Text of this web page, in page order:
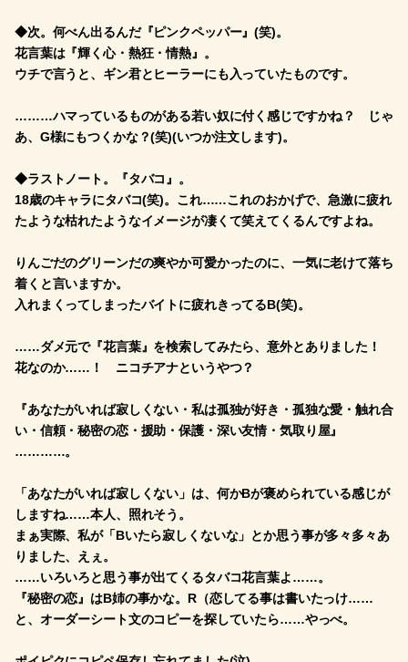
◆次。何べん出るんだ『ピンクペッパー』(笑)。
花言葉は『輝く心・熱狂・情熱』。
ウチで言うと、ギン君とヒーラーにも入っていたものです。
………ハマっているものがある若い奴に付く感じですかね？ じゃ
あ、G様にもつくかな？(笑)(いつか注文します)。
◆ラストノート。『タバコ』。
18歳のキャラにタバコ(笑)。これ……これのおかげで、急激に疲れ
たような枯れたようなイメージが凄くて笑えてくるんですよね。
りんごだのグリーンだの爽やか可愛かったのに、一気に老けて落ち
着くと言いますか。
入れまくってしまったバイトに疲れきってるB(笑)。
……ダメ元で『花言葉』を検索してみたら、意外とありました！
花なのか……！ ニコチアナというやつ？
『あなたがいれば寂しくない・私は孤独が好き・孤独な愛・触れ合
い・信頼・秘密の恋・援助・保護・深い友情・気取り屋』
…………。
「あなたがいれば寂しくない」は、何かBが褒められている感じが
しますね……本人、照れそう。
まぁ実際、私が「Bいたら寂しくないな」とか思う事が多々多々あ
りました、えぇ。
……いろいろと思う事が出てくるタバコ花言葉よ……。
『秘密の恋』はB姉の事かな。R（恋してる事は書いたっけ……
と、オーダーシート文のコピーを探していたら……やっべ。